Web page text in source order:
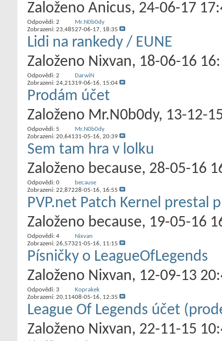
Založeno Anicus‎, 24-06-17
Odpovědi: 2
Zobrazení: 23,485
Mr.N0b0dy
27-06-17, 18:35
Lidi na rankedy / EUNE
Založeno Nixvan‎, 18-06-16
Odpovědi: 2
Zobrazení: 24,213
DarwiN
19-06-16, 15:04
Prodám účet
Založeno Mr.N0b0dy‎, 13-12-
Odpovědi: 5
Zobrazení: 20,641
Mr.N0b0dy
31-05-16, 20:39
Sem tam hra v lolku
Založeno because‎, 28-05-16
Odpovědi: 0
Zobrazení: 22,872
because
28-05-16, 16:55
PVP.net Patch Kernel prestal
Založeno because‎, 19-05-16
Odpovědi: 4
Zobrazení: 26,573
Nixvan
21-05-16, 11:15
Písničky o LeagueOfLegends
Založeno Nixvan‎, 12-09-13
Odpovědi: 3
Zobrazení: 20,114
Koprakek
08-05-16, 12:35
League Of Legends účet
Založeno Nixvan‎, 22-11-15